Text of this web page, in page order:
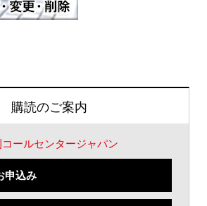
購読のご案内
コールセンタージャパン
申込み